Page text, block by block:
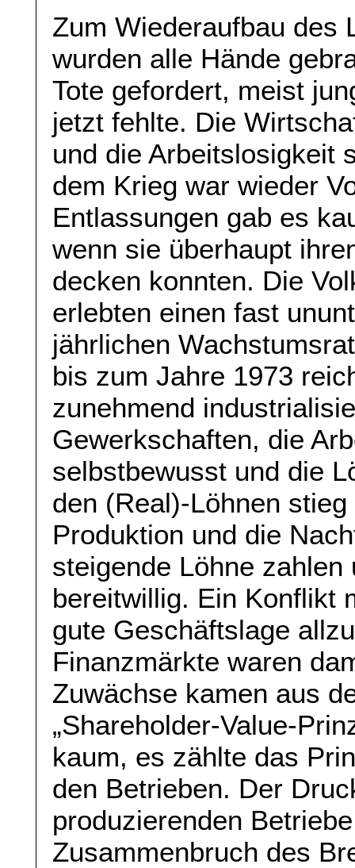
Zum Wiederaufbau des
wurden alle Hände
Tote gefordert, meist
jetzt fehlte. Die
und die Arbeitslosigkeit
dem Krieg war wieder
Entlassungen gab es
wenn sie überhaupt
decken konnten. Die
erlebten einen fast
jährlichen
bis zum Jahre 1973
zunehmend
Gewerkschaften, die
selbstbewusst und die
den (Real)-Löhnen
Produktion und die
steigende Löhne
bereitwillig. Ein Konflikt
gute Geschäftslage
Finanzmärkte waren
Zuwächse kamen aus
„Shareholder-Value-
kaum, es zählte das
den Betrieben. Der
produzierenden
Zusammenbruch des